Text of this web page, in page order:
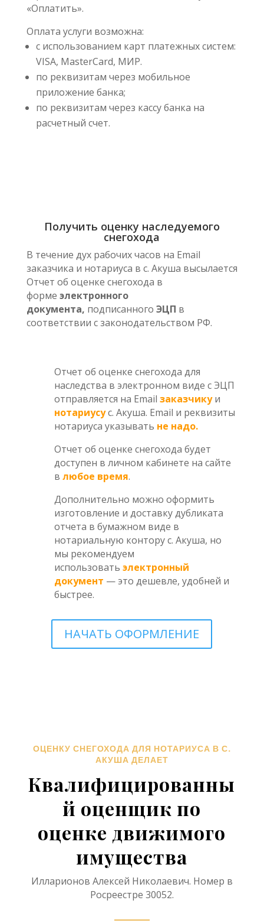
«Оплатить».
Оплата услуги возможна:
с использованием карт платежных систем:
VISA, MasterCard, МИР.
по реквизитам через мобильное
приложение банка;
по реквизитам через кассу банка на
расчетный счет.
Получить оценку наследуемого
снегохода
В течение дух рабочих часов на Email
заказчика и нотариуса в с. Акуша высылается
Отчет об оценке снегохода в
форме электронного
документа, подписанного ЭЦП в
соответствии с законодательством РФ.
Отчет об оценке снегохода для
наследства в электронном виде с ЭЦП
отправляется на Email заказчикуи
нотариусус. Акуша. Email и реквизиты
нотариуса указывать не надо.
Отчет об оценке снегохода будет
доступен в личном кабинете на сайте
в любое время.
Дополнительно можно оформить
изготовление и доставку дубликата
отчета в бумажном виде в
нотариальную контору с. Акуша, но
мы рекомендуем
использовать электронный
документ — это дешевле, удобней и
быстрее.
НАЧАТЬ ОФОРМЛЕНИЕ
ОЦЕНКУ СНЕГОХОДА ДЛЯ НОТАРИУСА В С.
АКУША ДЕЛАЕТ
Квалифицированны
й оценщик по
оценке движимого
имущества
Илларионов Алексей Николаевич. Номер в
Росреестре 30052.